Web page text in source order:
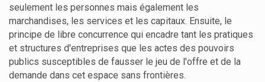
seulement les personnes mais également les
marchandises, les services et les capitaux. Ensuite, le
principe de libre concurrence qui encadre tant les pratiques
et structures d'entreprises que les actes des pouvoirs
publics susceptibles de fausser le jeu de l'offre et de la
demande dans cet espace sans frontières.